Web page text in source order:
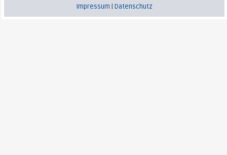
Impressum |Datenschutz